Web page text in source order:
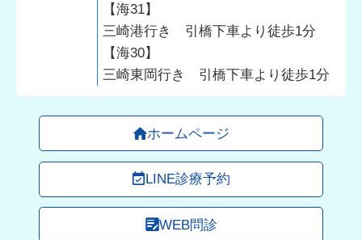
【海31】
三崎港行き 引橋下車より徒歩1分
【海30】
三崎東岡行き 引橋下車より徒歩1分
ホームページ
LINE診療予約
WEB問診